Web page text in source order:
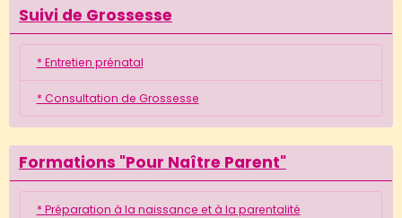
Suivi de Grossesse
* Entretien prénatal
* Consultation de Grossesse
Formations "Pour Naître Parent"
* Préparation à la naissance et à la parentalité